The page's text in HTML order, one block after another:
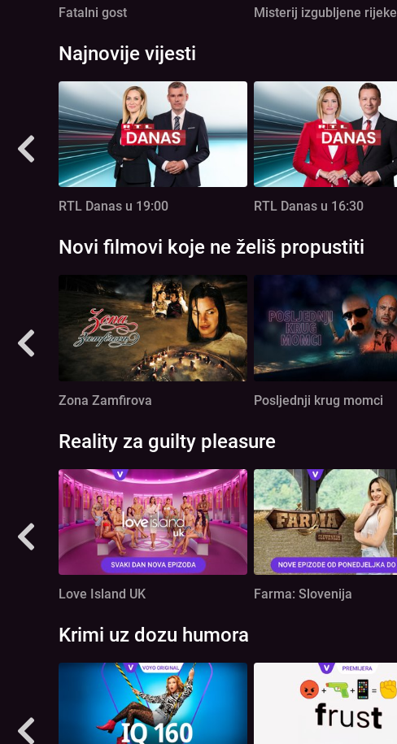
Fatalni gost Misterij izgubljene rijeke
Najnovije vijesti
RTL Danas u 19:00 RTL Danas u 16:30
Novi filmovi koje ne želiš propustiti
Zona Zamfirova Posljednji krug momci
Reality za guilty pleasure
Love Island UK Farma: Slovenija
Krimi uz dozu humora